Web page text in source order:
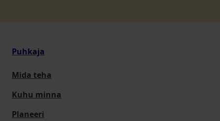
Puhkaja
Mida teha
Kuhu minna
Planeeri